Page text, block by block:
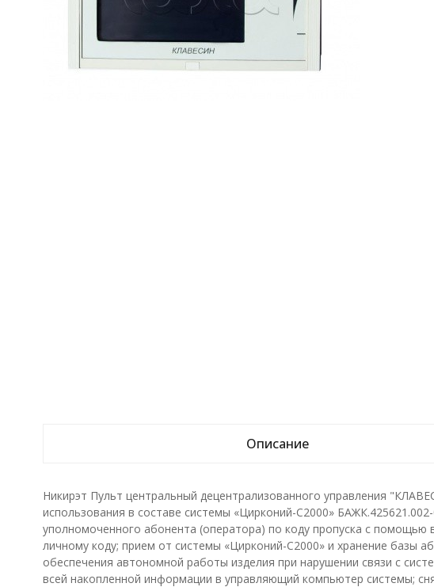
Описание
Никирэт Пульт центральный децентрализованного управления
использования в составе системы «Цирконий-С2000»
уполномоченного абонента (оператора) по коду пропуска с помощью
личному коду; прием от системы «Цирконий-С2000» и хранение базы
обеспечения автономной работы изделия при нарушении связи с
всей накопленной информации в управляющий компьютер системы;